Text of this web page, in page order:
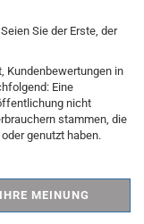
Sie der Erste, der
Kundenbewertungen in
Eine
nicht
stammen, die
genutzt haben.
IHRE MEINUNG